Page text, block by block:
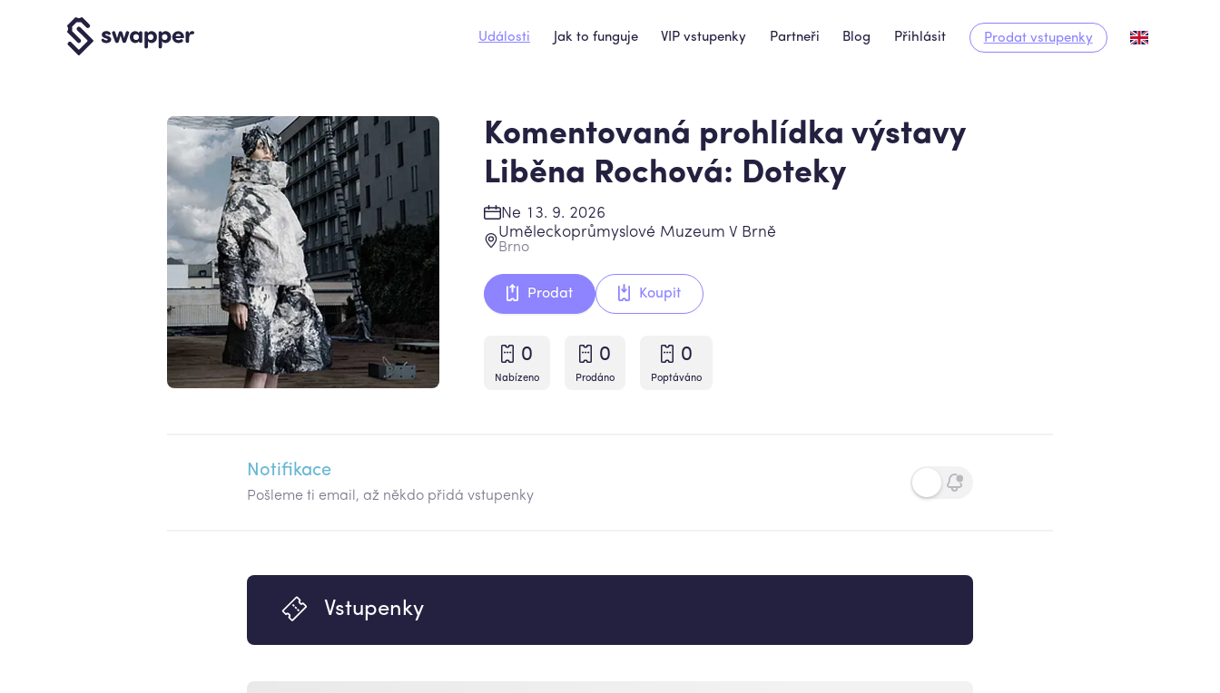
Události Jak to funguje VIP vstupenky Partneři Blog Přihlásit Prodat vstupenky
Komentovaná prohlídka výstavy
Liběna Rochová: Doteky
Ne 13. 9. 2026
Uměleckoprůmyslové Muzeum V Brně
Brno
Prodat Koupit
0
Nabízeno
0
Prodáno
0
Poptáváno
Notifikace
Pošleme ti email, až někdo přidá vstupenky
Vstupenky